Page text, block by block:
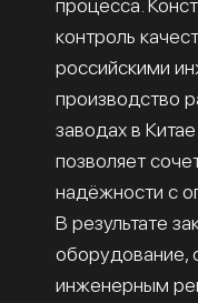
процесса.
контроль
российскими
производство
заводах в
позволяет
надёжности с
В результате
оборудование,
инженерным